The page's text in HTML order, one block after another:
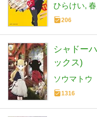
ひらけい
206
シャドー
ックス)
ソウマトウ
1316